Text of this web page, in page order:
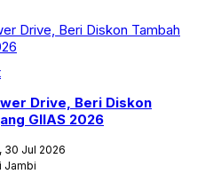
Drive, Beri Diskon
GIIAS 2026
30 Jul 2026
Jambi